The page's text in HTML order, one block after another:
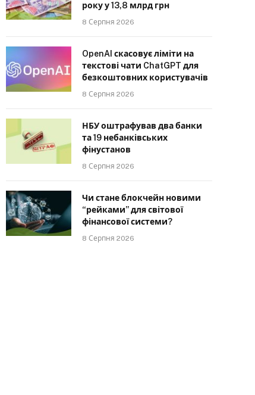
року у 13,8 млрд грн
8 Серпня 2026
OpenAI скасовує ліміти на
текстові чати ChatGPT для
безкоштовних користувачів
8 Серпня 2026
НБУ оштрафував два банки
та 19 небанківських
фінустанов
8 Серпня 2026
Чи стане блокчейн новими
“рейками” для світової
фінансової системи?
8 Серпня 2026